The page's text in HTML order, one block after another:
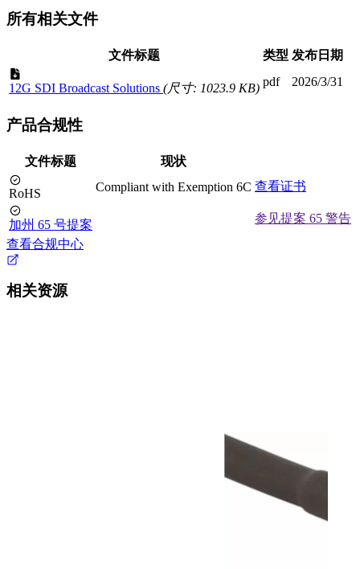
所有相关文件
文件标题 类型 发布日期
12G SDI Broadcast Solutions (尺寸: 1023.9 KB) pdf 2026/3/31
产品合规性
文件标题 现状
RoHS Compliant with Exemption 6C 查看证书
加州 65 号提案
参见提案 65 警告
查看合规中心
相关资源